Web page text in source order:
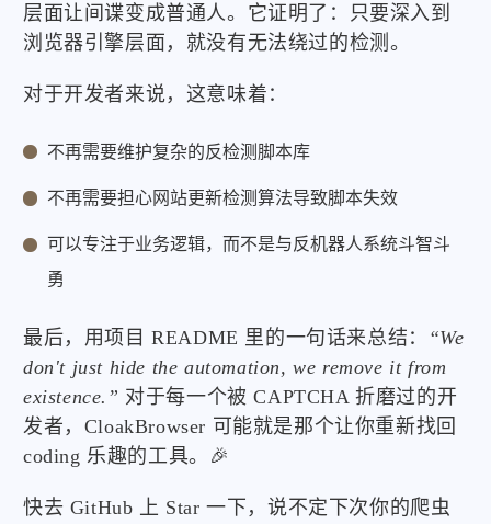
层面让间谍变成普通人。它证明了：只要深入到
浏览器引擎层面，就没有无法绕过的检测。
对于开发者来说，这意味着：
不再需要维护复杂的反检测脚本库
不再需要担心网站更新检测算法导致脚本失效
可以专注于业务逻辑，而不是与反机器人系统斗智斗
勇
最后，用项目 README 里的一句话来总结：
“We
don't just hide the automation, we remove it from
existence.” 对于每一个被 CAPTCHA 折磨过的开
发者，CloakBrowser 可能就是那个让你重新找回
coding 乐趣的工具。🎉
快去 GitHub 上 Star 一下，说不定下次你的爬虫